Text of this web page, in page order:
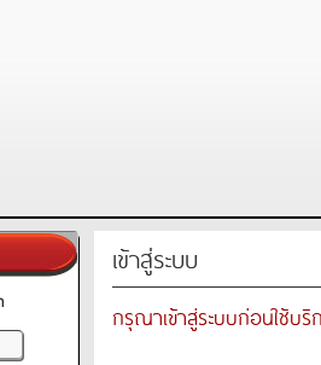
เข้าสู่ระบบ
กรุณาเข้าสู่ระบบก่อนใช้บริ